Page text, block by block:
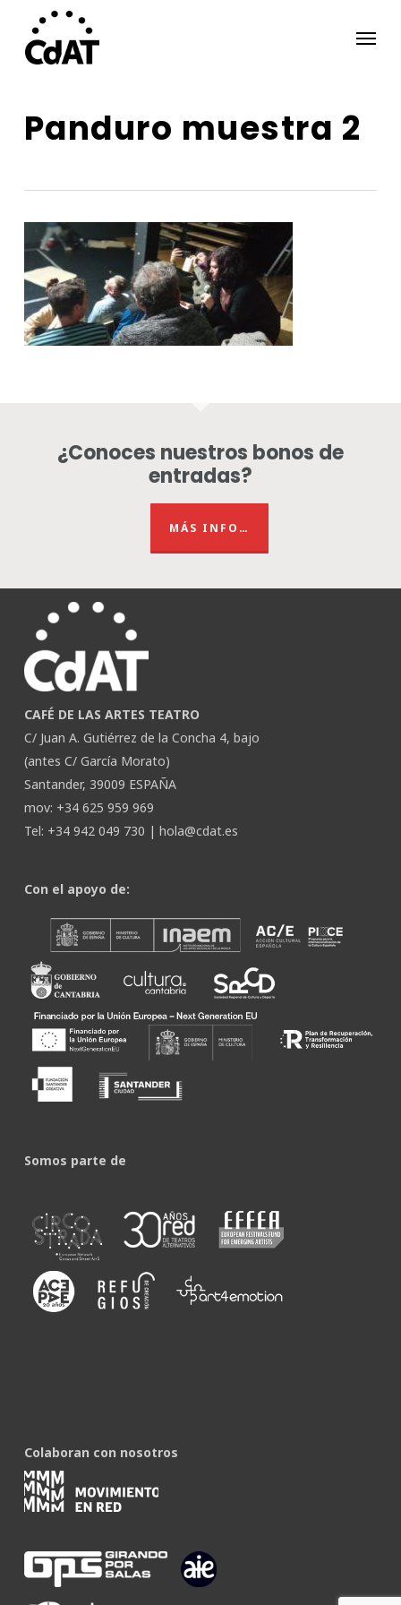
main
Menu
Panduro muestra 2
¿Conoces nuestros bonos de
entradas?
MÁS INFO…
CAFÉ DE LAS ARTES TEATRO
C/ Juan A. Gutiérrez de la Concha 4, bajo
(antes C/ García Morato)
Santander, 39009 ESPAÑA
mov: +34 625 959 969
Tel: +34 942 049 730 | hola@cdat.es
Con el apoyo de:
Somos parte de
Colaboran con nosotros